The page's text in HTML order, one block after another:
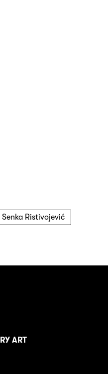
Senka Ristivojević
ART